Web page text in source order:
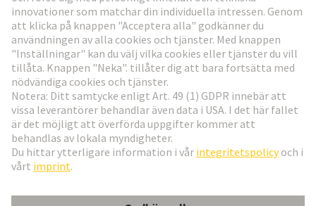
Gå till registrering
Social Media
Sverige